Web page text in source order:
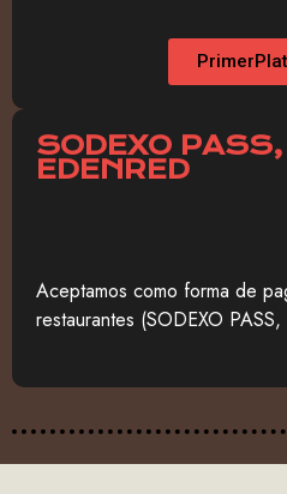
SODEXO PASS,
EDENRED
Aceptamos como forma de
restaurantes (SODEXO